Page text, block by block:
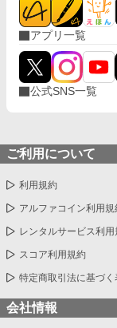
アプリ一覧
公式SNS一覧
ご利用について
利用規約
アルファコイン利用規
レンタルサービス利用
スコア利用規約
特定商取引法に基づく
会社情報